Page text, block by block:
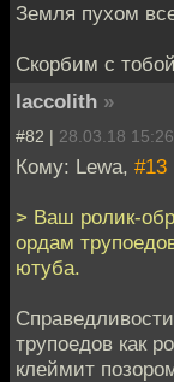
Земля пухом
Скорбим с
laccolith »
#82 | 28.03.18 15:26
Кому: Lewa, #13
> Ваш ролик-
ордам
ютуба.
трупоедов как
клеймит